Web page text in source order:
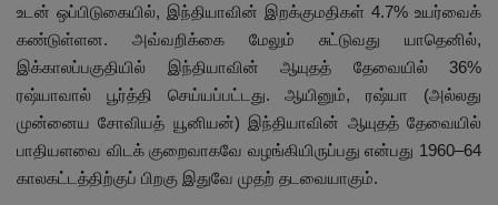
உடன் ஒப்பிடுகையில், இந்தியாவின் இறக்குமதிகள் 4.7% உயர்வைக்
கண்டுள்ளன. அவ்வறிக்கை மேலும் சுட்டுவது யாதெனில்,
இக்காலப்பகுதியில் இந்தியாவின் ஆயுதத் தேவையில் 36%
ரஷ்யாவால் பூர்த்தி செய்யப்பட்டது. ஆயினும், ரஷ்யா (அல்லது
முன்னைய சோவியத் யூனியன்) இந்தியாவின் ஆயுதத் தேவையில்
பாதியளவை விடக் குறைவாகவே வழங்கியிருப்பது என்பது 1960–64
காலகட்டத்திற்குப் பிறகு இதுவே முதற் தடவையாகும்.